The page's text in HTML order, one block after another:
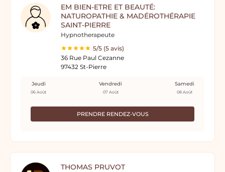
EM BIEN-ETRE ET BEAUTÉ:
NATUROPATHIE & MADÉROTHÉRAPIE
SAINT-PIERRE
Hypnotherapeute
5/5 (5 avis)
36 Rue Paul Cezanne
97432 St-Pierre
PRENDRE RENDEZ-VOUS
Jeudi
06 Août
Vendredi
07 Août
Samedi
08 Août
THOMAS PRUVOT